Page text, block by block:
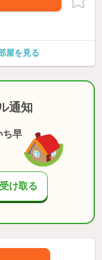
屋を見る
通知
ち早
け取る